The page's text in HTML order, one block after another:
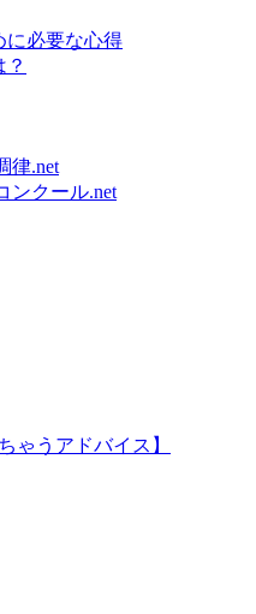
に必要な心得
律.net
ンクール.net
ゃうアドバイス】